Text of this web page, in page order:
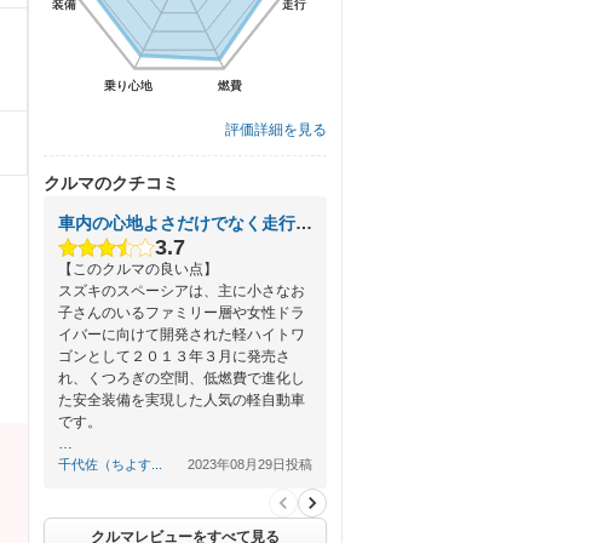
走行
燃費
乗り心地
装備 走行
燃費
乗り心地
装備
評価詳細を見る
クルマのクチコミ
車内の心地よさだけでなく走行の力強さを兼ね備えた軽自動車
3.7
【このクルマの良い点】
スズキのスペーシアは、主に小さなお
子さんのいるファミリー層や女性ドラ
イバーに向けて開発された軽ハイトワ
ゴンとして２０１３年３月に発売さ
れ、くつろぎの空間、低燃費で進化し
た安全装備を実現した人気の軽自動車
です。
…
千代佐（ちよす... 2023年08月29日投稿
クルマレビューをすべて見る